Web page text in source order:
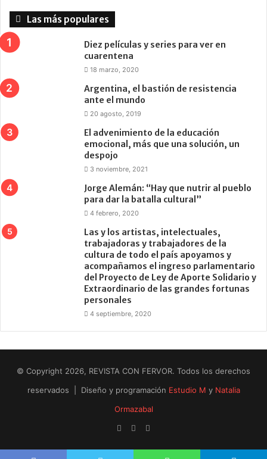
Las más populares
Diez películas y series para ver en
cuarentena
18 marzo, 2020
Argentina, el bastión de resistencia
ante el mundo
20 agosto, 2019
El advenimiento de la educación
emocional, más que una solución, un
despojo
3 noviembre, 2021
Jorge Alemán: “Hay que nutrir al pueblo
para dar la batalla cultural”
4 febrero, 2020
Las y los artistas, intelectuales,
trabajadoras y trabajadores de la
cultura de todo el país apoyamos y
acompañamos el ingreso parlamentario
del Proyecto de Ley de Aporte Solidario y
Extraordinario de las grandes fortunas
personales
4 septiembre, 2020
© Copyright 2026, REVISTA CON FERVOR. Todos los derechos
reservados | Diseño y programación Estudio M y Natalia
Ormazabal